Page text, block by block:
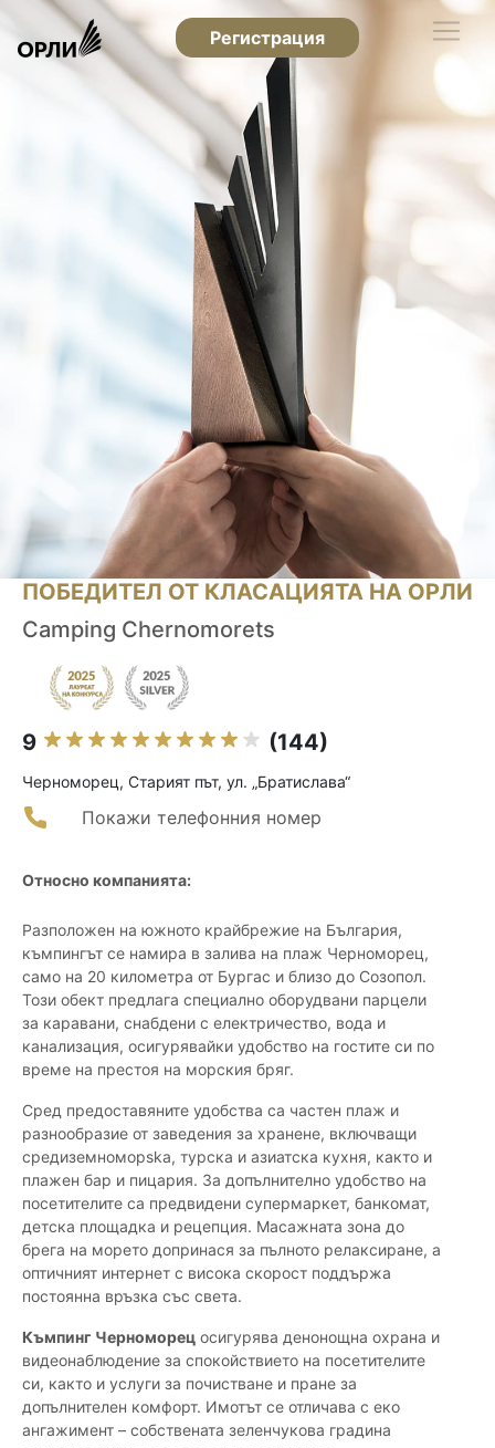
Регистрация
ПОБЕДИТЕЛ ОТ КЛАСАЦИЯТА НА ОРЛИ
Camping Chernomorets
9 (144)
Черноморец, Старият път, ул. „Братислава“
Покажи телефонния номер
Относно компанията:
Разположен на южното крайбрежие на България,
къмпингът се намира в залива на плаж Черноморец,
само на 20 километра от Бургас и близо до Созопол.
Този обект предлага специално оборудвани парцели
за каравани, снабдени с електричество, вода и
канализация, осигурявайки удобство на гостите си по
време на престоя на морския бряг.
Сред предоставяните удобства са частен плаж и
разнообразие от заведения за хранене, включващи
средиземноморska, турска и азиатска кухня, както и
плажен бар и пицария. За допълнително удобство на
посетителите са предвидени супермаркет, банкомат,
детска площадка и рецепция. Масажната зона до
брега на морето допринася за пълното релаксиране, а
оптичният интернет с висока скорост поддържа
постоянна връзка със света.
Къмпинг Черноморец осигурява денонощна охрана и
видеонаблюдение за спокойствието на посетителите
си, както и услуги за почистване и пране за
допълнителен комфорт. Имотът се отличава с еко
ангажимент – собствената зеленчукова градина